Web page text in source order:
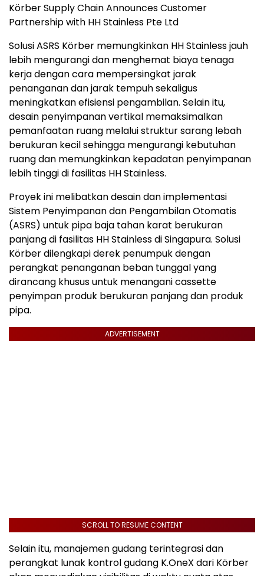
Körber Supply Chain Announces Customer
Partnership with HH Stainless Pte Ltd
Solusi ASRS Körber memungkinkan HH Stainless jauh
lebih mengurangi dan menghemat biaya tenaga
kerja dengan cara mempersingkat jarak
penanganan dan jarak tempuh sekaligus
meningkatkan efisiensi pengambilan. Selain itu,
desain penyimpanan vertikal memaksimalkan
pemanfaatan ruang melalui struktur sarang lebah
berukuran kecil sehingga mengurangi kebutuhan
ruang dan memungkinkan kepadatan penyimpanan
lebih tinggi di fasilitas HH Stainless.
Proyek ini melibatkan desain dan implementasi
Sistem Penyimpanan dan Pengambilan Otomatis
(ASRS) untuk pipa baja tahan karat berukuran
panjang di fasilitas HH Stainless di Singapura. Solusi
Körber dilengkapi derek penumpuk dengan
perangkat penanganan beban tunggal yang
dirancang khusus untuk menangani cassette
penyimpan produk berukuran panjang dan produk
pipa.
ADVERTISEMENT
SCROLL TO RESUME CONTENT
Selain itu, manajemen gudang terintegrasi dan
perangkat lunak kontrol gudang K.OneX dari Körber